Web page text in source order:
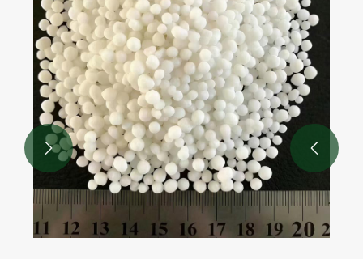

